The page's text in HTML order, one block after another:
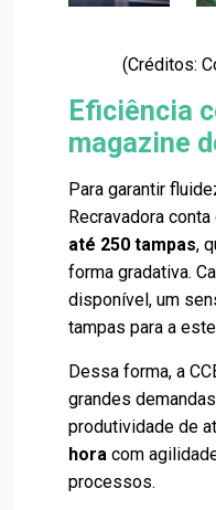
(Créditos:
Eficiência
magazine
Para garantir
Recravadora
até 250 tampas,
forma gradativa.
disponível, um
tampas para a
Dessa forma, a
grandes
produtividade de
hora com
processos.